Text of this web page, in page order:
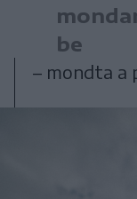
be
– mondta a